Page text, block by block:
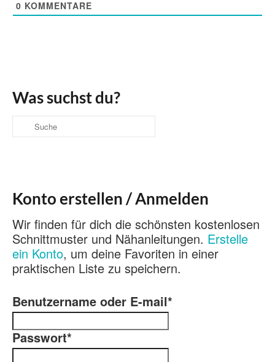
0 KOMMENTARE
Was suchst du?
Suche
nach:
Konto erstellen / Anmelden
Wir finden für dich die schönsten kostenlosen
Schnittmuster und Nähanleitungen. Erstelle
ein Konto, um deine Favoriten in einer
praktischen Liste zu speichern.
Benutzername oder E-mail*
Passwort*